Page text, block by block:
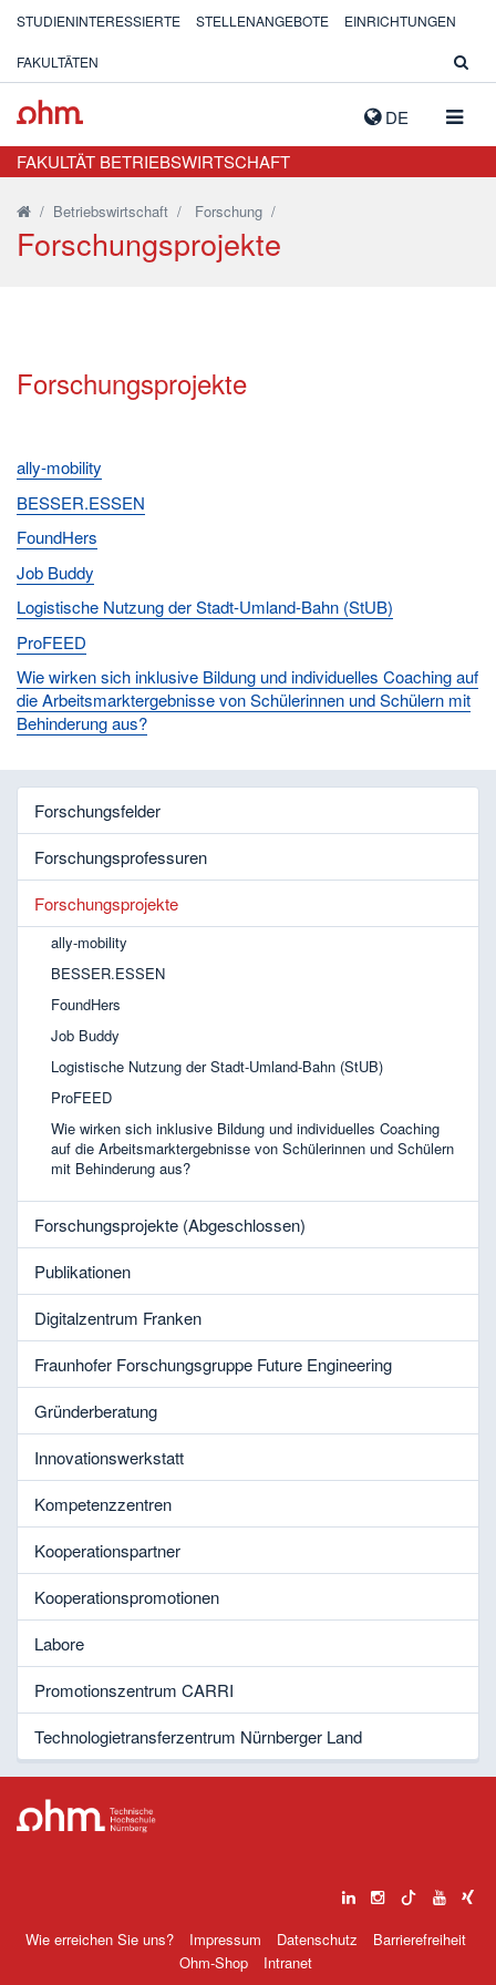
DE
STUDIENINTERESSIERTE STELLENANGEBOTE EINRICHTUNGEN
FAKULTÄTEN
FAKULTÄT BETRIEBSWIRTSCHAFT
/ Betriebswirtschaft / Forschung /
Forschungsprojekte
Forschungsprojekte
ally-mobility
BESSER.ESSEN
FoundHers
Job Buddy
Logistische Nutzung der Stadt-Umland-Bahn (StUB)
ProFEED
Wie wirken sich inklusive Bildung und individuelles Coaching auf
die Arbeitsmarktergebnisse von Schülerinnen und Schülern mit
Behinderung aus?
Forschungsfelder
Forschungsprofessuren
Forschungsprojekte
ally-mobility
BESSER.ESSEN
FoundHers
Job Buddy
Logistische Nutzung der Stadt-Umland-Bahn (StUB)
ProFEED
Wie wirken sich inklusive Bildung und individuelles Coaching
auf die Arbeitsmarktergebnisse von Schülerinnen und Schülern
mit Behinderung aus?
Forschungsprojekte (Abgeschlossen)
Publikationen
Digitalzentrum Franken
Fraunhofer Forschungsgruppe Future Engineering
Gründerberatung
Innovationswerkstatt
Kompetenzzentren
Kooperationspartner
Kooperationspromotionen
Labore
Promotionszentrum CARRI
Technologietransferzentrum Nürnberger Land
Wie erreichen Sie uns? Impressum Datenschutz
Barrierefreiheit
Ohm-Shop
Intranet